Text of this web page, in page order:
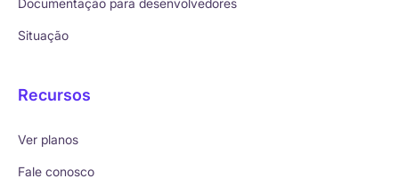
Documentação para desenvolvedores
Situação
Recursos
Ver planos
Fale conosco